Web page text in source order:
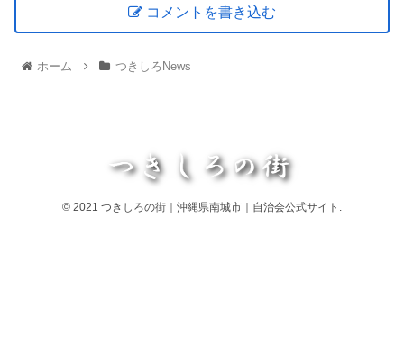
コメントを書き込む
ホーム つきしろNews
© 2021 つきしろの街｜沖縄県南城市｜自治会公式サイト.